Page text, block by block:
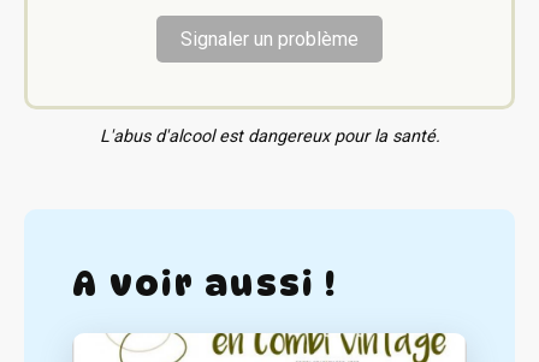
Signaler un problème
L'abus d'alcool est dangereux pour la santé.
A voir aussi !